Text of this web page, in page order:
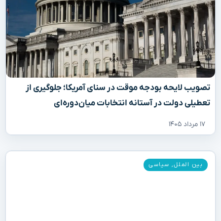
تصویب لایحه بودجه موقت در سنای آمریکا؛ جلوگیری از
تعطیلی دولت در آستانه انتخابات میان‌دوره‌ای
۱۷ مرداد ۱۴۰۵
بین الملل, سیاسی